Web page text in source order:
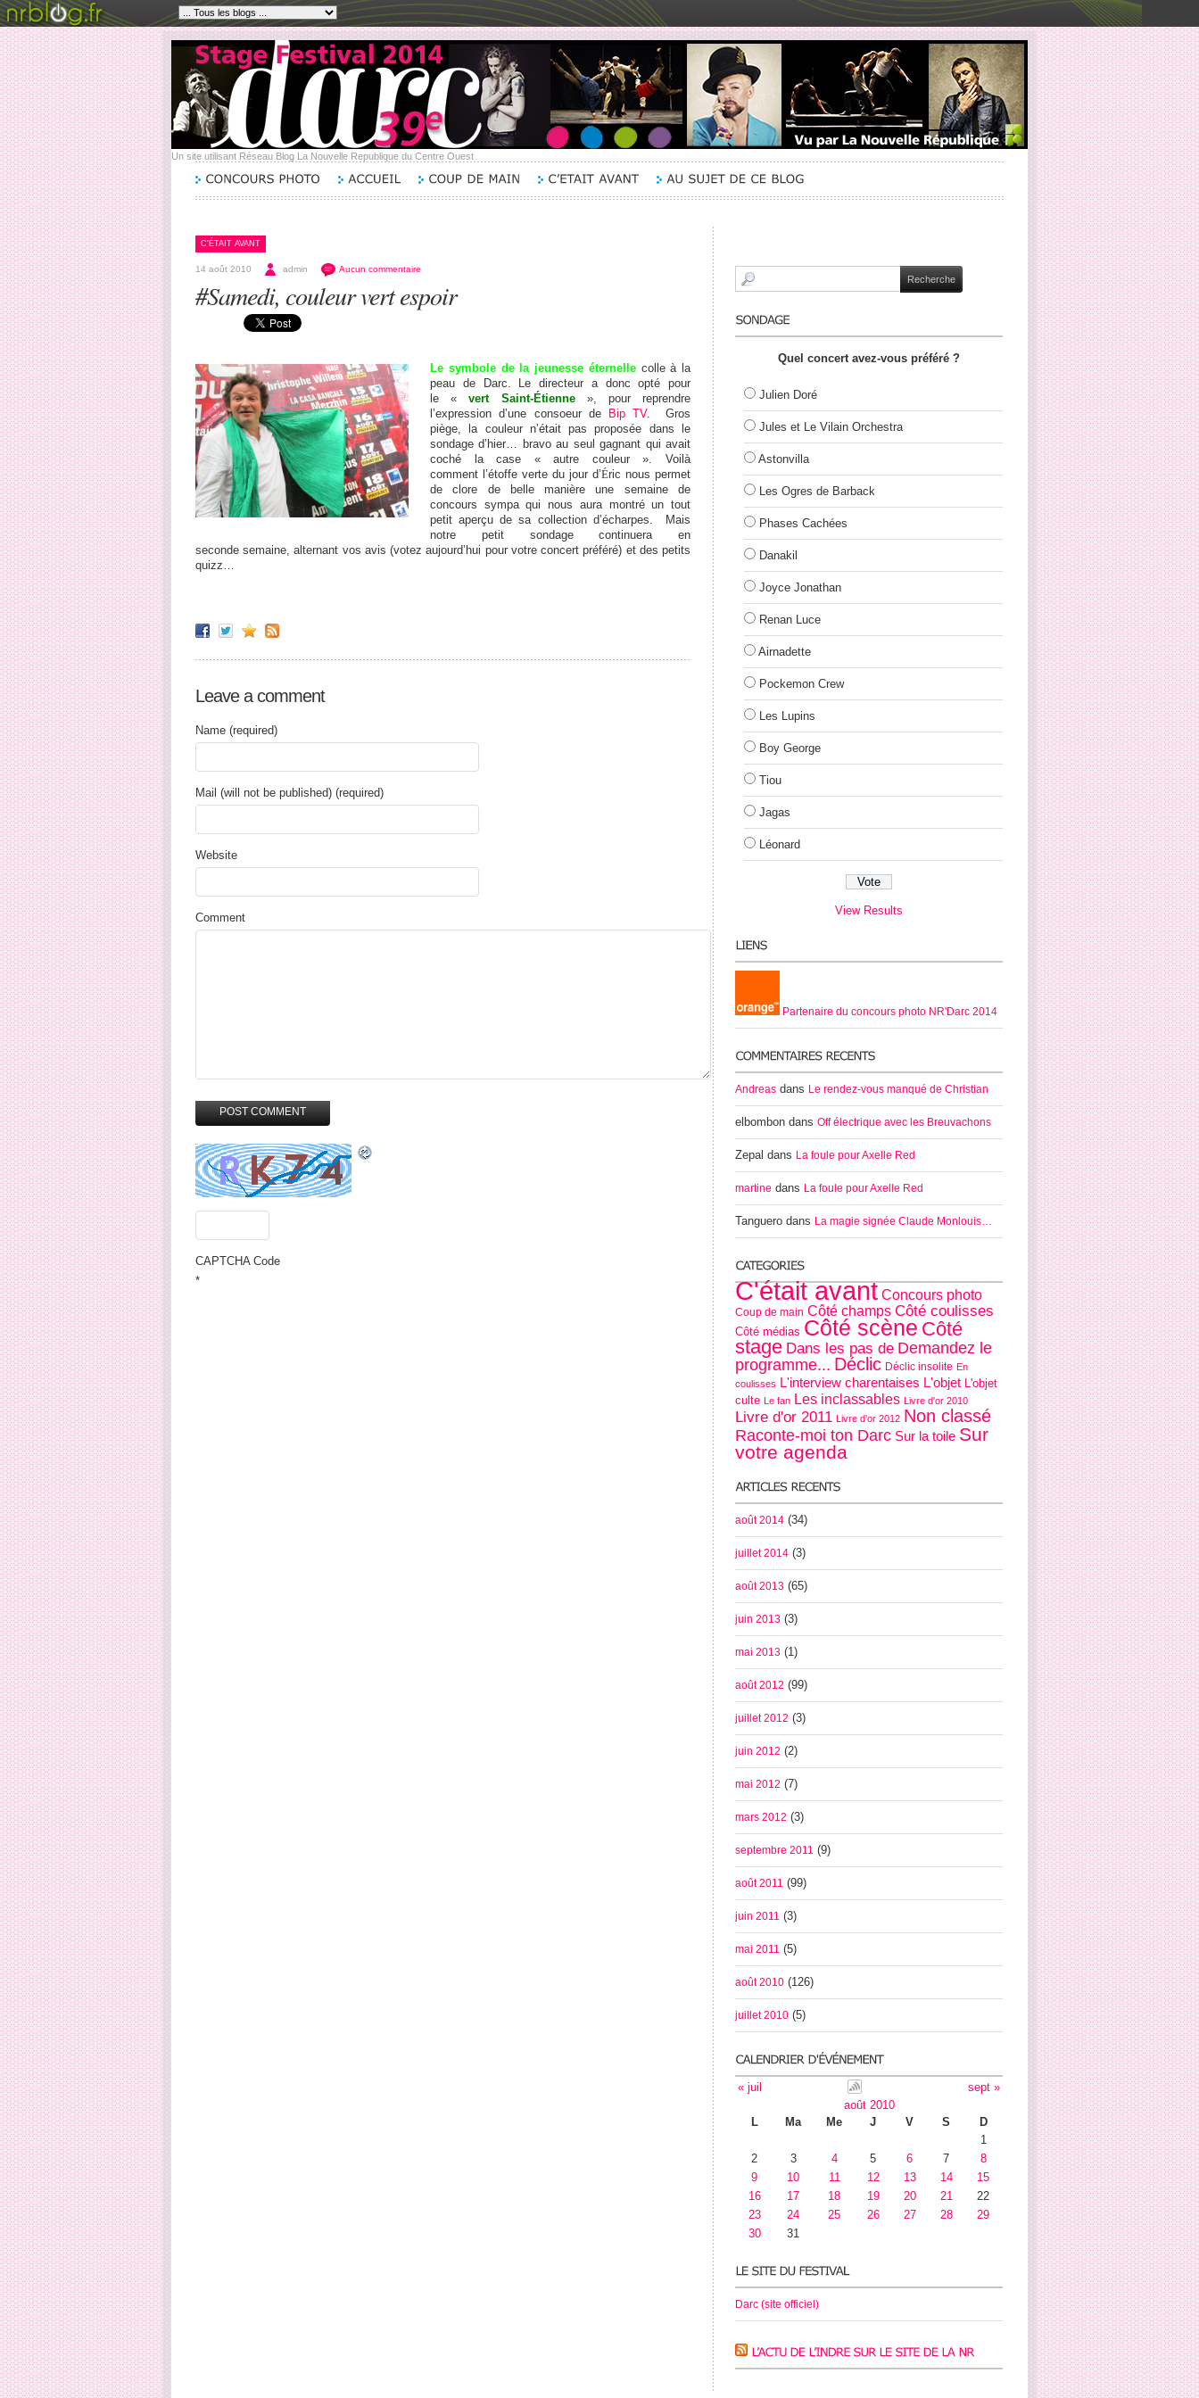
Un site utilisant Réseau Blog La Nouvelle Republique du Centre Ouest
C'ÉTAIT AVANT
14 août 2010 admin Aucun commentaire
#Samedi, couleur vert espoir
Le symbole de la jeunesse éternellecolle à la
peau de Darc. Le directeur a donc opté pour
le «vert Saint-Étienne », pour reprendre
l’expression d’une consoeur de Bip TV. Gros
piège, la couleur n’était pas proposée dans le
sondage d’hier… bravo au seul gagnant qui avait
coché la case « autre couleur ». Voilà
comment l’étoffe verte du jour d’Éric nous permet
de clore de belle manière une semaine de
concours sympa qui nous aura montré un tout
petit aperçu de sa collection d’écharpes. Mais
notre petit sondage continuera en
seconde semaine, alternant vos avis (votez aujourd’hui pour votre concert préféré) et des petits
quizz…
Leave a comment
Name (required)
Mail (will not be published) (required)
Website
Comment
CAPTCHA Code
*
Quel concert avez-vous préféré ?
Julien Doré
Jules et Le Vilain Orchestra
Astonvilla
Les Ogres de Barback
Phases Cachées
Danakil
Joyce Jonathan
Renan Luce
Airnadette
Pockemon Crew
Les Lupins
Boy George
Tiou
Jagas
Léonard
View Results
Partenaire du concours photo NR'Darc 2014
Andreas dans Le rendez-vous manqué de Christian
elbombon dans Off électrique avec les Breuvachons
Zepal dans La foule pour Axelle Red
martine dans La foule pour Axelle Red
Tanguero dans La magie signée Claude Monlouis…
C'était avant Concours photo
Coup de main Côté champs Côté coulisses
Côté médias Côté scène Côté
stage Dans les pas de Demandez le
programme... Déclic Déclic insolite En
coulisses L'interview charentaises L'objet L'objet
culte Le fan Les inclassables Livre d'or 2010
Livre d'or 2011 Livre d'or 2012 Non classé
Raconte-moi ton Darc Sur la toile Sur
votre agenda
août 2014 (34)
juillet 2014 (3)
août 2013 (65)
juin 2013 (3)
mai 2013 (1)
août 2012 (99)
juillet 2012 (3)
juin 2012 (2)
mai 2012 (7)
mars 2012 (3)
septembre 2011 (9)
août 2011 (99)
juin 2011 (3)
mai 2011 (5)
août 2010 (126)
juillet 2010 (5)
« juil
sept »
août 2010
L
Ma Me J V S
D
1
2
3 4 5 6 7
8
9
10 11 12 13 14
15
16
17 18 19 20 21
22
23
24 25 26 27 28
29
30
31
Darc (site officiel)